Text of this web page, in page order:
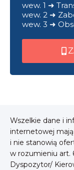
wew. 1 ➜
wew. 2 ➜
wew. 3 ➜
Wszelkie dane i
internetowej
i nie stanowią
w rozumieniu art.
Dyspozytor/